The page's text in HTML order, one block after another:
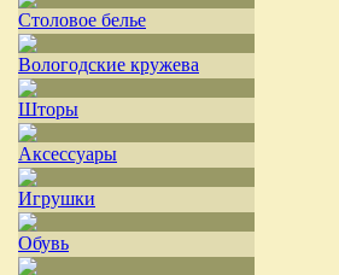
Столовое белье
Вологодские кружева
Шторы
Аксессуары
Игрушки
Обувь